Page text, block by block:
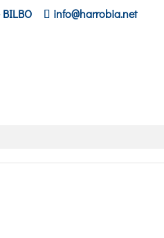
info@harrobia.net